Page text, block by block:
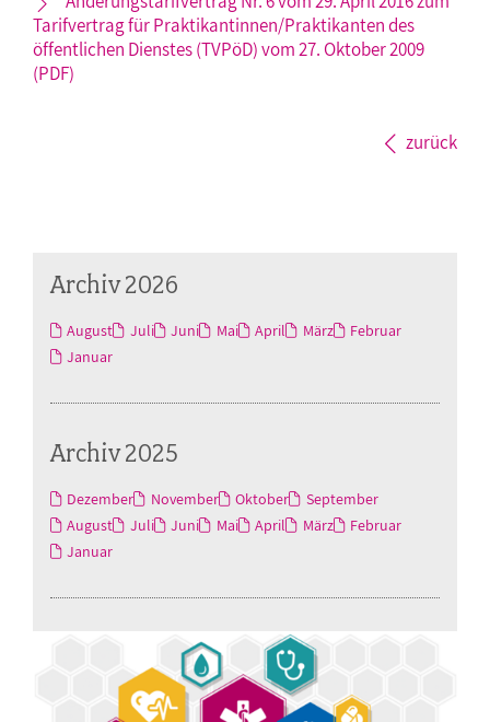
Tarifvertrag für Praktikantinnen/Praktikanten des
öffentlichen Dienstes (TVPöD) vom 27. Oktober 2009
(PDF)
zurück
Archiv 2026
August Juli Juni Mai April März
Februar
Januar
Archiv 2025
Dezember November Oktober
September
August
Juli Juni Mai April März
Februar
Januar